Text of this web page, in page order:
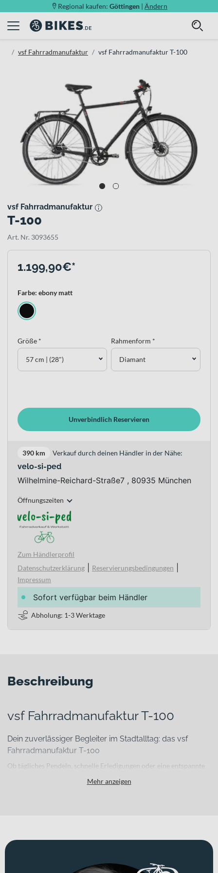
Regional kaufen: Göttingen | Ändern
vsf Fahrradmanufaktur vsf Fahrradmanufaktur T-100
vsf Fahrradmanufaktur
T-100
Art. Nr. 3093655
1.199,90€*
Farbe: ebony matt
Größe *
57 cm | (28")
Rahmenform *
Diamant
Unverbindlich Reservieren
390 km Verkauf durch deinen Händler in der Nähe:
velo-si-ped
Wilhelmine-Reichard-Straße7 , 80935 München
Öffnungszeiten
Zum Händlerprofil
Datenschutzerklärung
Reservierungsbedingungen
Impressum
Sofort verfügbar beim Händler
Abholung: 1-3 Werktage
Beschreibung
vsf Fahrradmanufaktur T-100
Dein zuverlässiger Begleiter im Stadtalltag: das vsf
Fahrradmanufaktur T-100
Ob tägliches Pendeln, schnelle Erledigungen oder eine entspannte
das unkompliziert funktioniert und dauerhaft überzeugt. Das
Alltagsmobilität legen. Für Pendelstrecken durch den Stadtverkehr,
Mehr anzeigen